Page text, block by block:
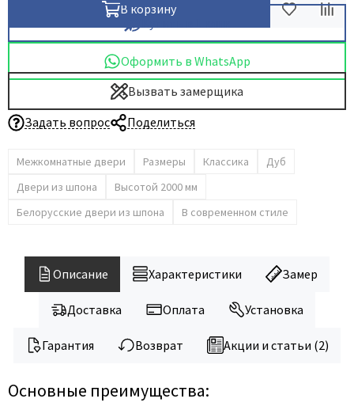
Fratelli Cattini
Fuaro
Griffwerk
HSU
Kapelli
Krona Koblenz
Legend
Line Doors
Luxor
Milyana
В корзину
Оформить в WhatsApp
Вызвать замерщика
Задать вопрос
Поделиться
Межкомнатные двери Размеры Классика
Дуб
Двери из шпона
Высотой 2000 мм
Белорусские двери из шпона
В современном стиле
Описание Характеристики Замер
Доставка Оплата Установка
Гарантия Возврат Акции и статьи (2)
Основные преимущества: